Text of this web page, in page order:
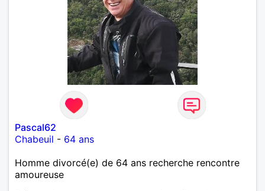
Pascal62
Chabeuil - 64 ans
Homme divorcé(e) de 64 ans recherche rencontre
amoureuse